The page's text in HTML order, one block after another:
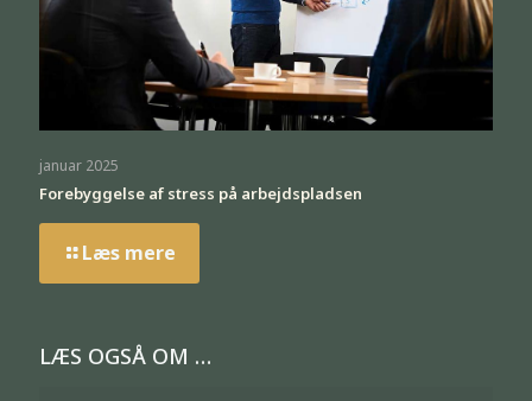
januar 2025
Forebyggelse af stress på arbejdspladsen
Læs mere
LÆS OGSÅ OM …